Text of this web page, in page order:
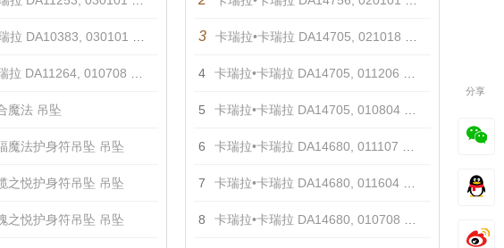
DA10383, 030101 吊坠
DA11264, 010708 吊坠
魔法 吊坠
魔法护身符吊坠 吊坠
之悦护身符吊坠 吊坠
之悦护身符吊坠 吊坠
3 卡瑞拉•卡瑞拉 DA14705, 021018 戒指
4 卡瑞拉•卡瑞拉 DA14705, 011206 戒指
5 卡瑞拉•卡瑞拉 DA14705, 010804 戒指
6 卡瑞拉•卡瑞拉 DA14680, 011107 手镯
7 卡瑞拉•卡瑞拉 DA14680, 011604 手镯
8 卡瑞拉•卡瑞拉 DA14680, 010708 手镯
分享